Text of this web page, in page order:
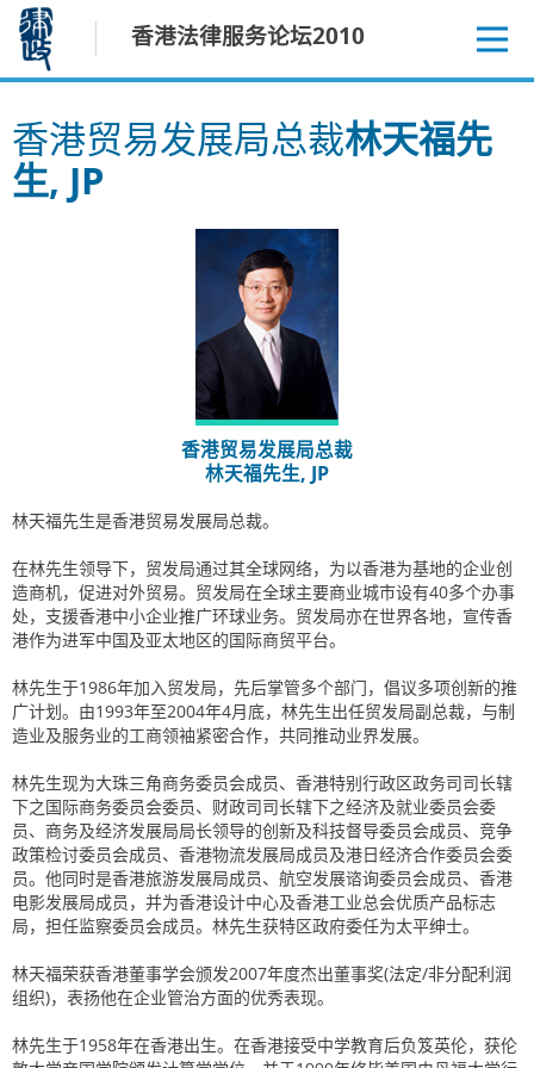
容
香港法律服务论坛2010
香港贸易发展局总裁林天福先
生, JP
香港贸易发展局总裁
林天福先生, JP
林天福先生是香港贸易发展局总裁。
在林先生领导下，贸发局通过其全球网络，为以香港为基地的企业创
造商机，促进对外贸易。贸发局在全球主要商业城市设有40多个办事
处，支援香港中小企业推广环球业务。贸发局亦在世界各地，宣传香
港作为进军中国及亚太地区的国际商贸平台。
林先生于1986年加入贸发局，先后掌管多个部门，倡议多项创新的推
广计划。由1993年至2004年4月底，林先生出任贸发局副总裁，与制
造业及服务业的工商领袖紧密合作，共同推动业界发展。
林先生现为大珠三角商务委员会成员、香港特别行政区政务司司长辖
下之国际商务委员会委员、财政司司长辖下之经济及就业委员会委
员、商务及经济发展局局长领导的创新及科技督导委员会成员、竞争
政策检讨委员会成员、香港物流发展局成员及港日经济合作委员会委
员。他同时是香港旅游发展局成员、航空发展谘询委员会成员、香港
电影发展局成员，并为香港设计中心及香港工业总会优质产品标志
局，担任监察委员会成员。林先生获特区政府委任为太平绅士。
林天福荣获香港董事学会颁发2007年度杰出董事奖(法定/非分配利润
组织)，表扬他在企业管治方面的优秀表现。
林先生于1958年在香港出生。在香港接受中学教育后负笈英伦，获伦